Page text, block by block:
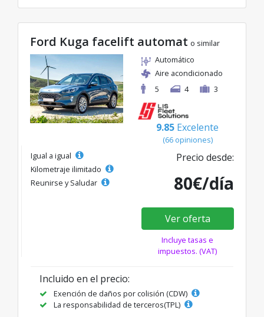
Ford Kuga facelift automat o similar
Automático
Aire acondicionado
5
4 3
9.85 Excelente
(66 opiniones)
Igual a igual
Kilometraje ilimitado
Reunirse y Saludar
Precio desde:
80€/día
Ver oferta
Incluye tasas e
impuestos. (VAT)
Incluido en el precio:
Exención de daños por colisión (CDW)
La responsabilidad de terceros(TPL)